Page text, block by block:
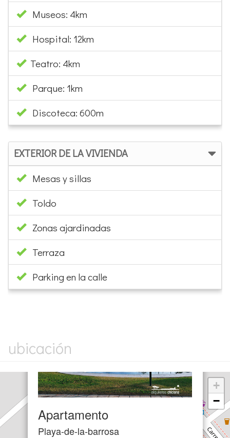
Museos: 4km
Hospital: 12km
Teatro: 4km
Parque: 1km
Discoteca: 600m
EXTERIOR DE LA VIVIENDA
Mesas y sillas
Toldo
Zonas ajardinadas
Terraza
Parking en la calle
ubicación
Apartamento
Playa-de-la-barrosa
+
−